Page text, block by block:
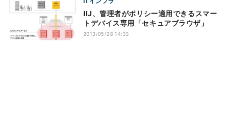
IIJ、管理者がポリシー適用できるスマー
トデバイス専用「セキュアブラウザ」
2013/05/28 14:33